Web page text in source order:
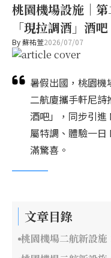
桃園機場設施｜
「現拉調酒」酒
By蘇祐萱2026/07/07
暑假出國，桃園
二航廈攜手軒尼
酒吧」，同步引進
屬特調、體驗一
滿驚喜。
文章目錄
桃園機場二航新設